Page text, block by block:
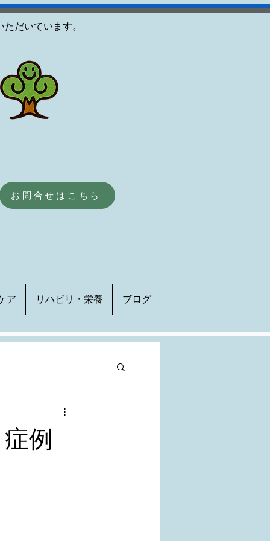
だいています。
お問合せはこちら
ア リハビリ・栄養 ブログ
例